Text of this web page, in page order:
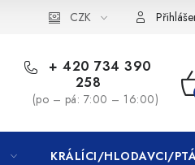
CZK
+ 420 734 390
258
(po – pá: 7:00 – 16:00)
KRÁLÍCI/HLODAVCI/